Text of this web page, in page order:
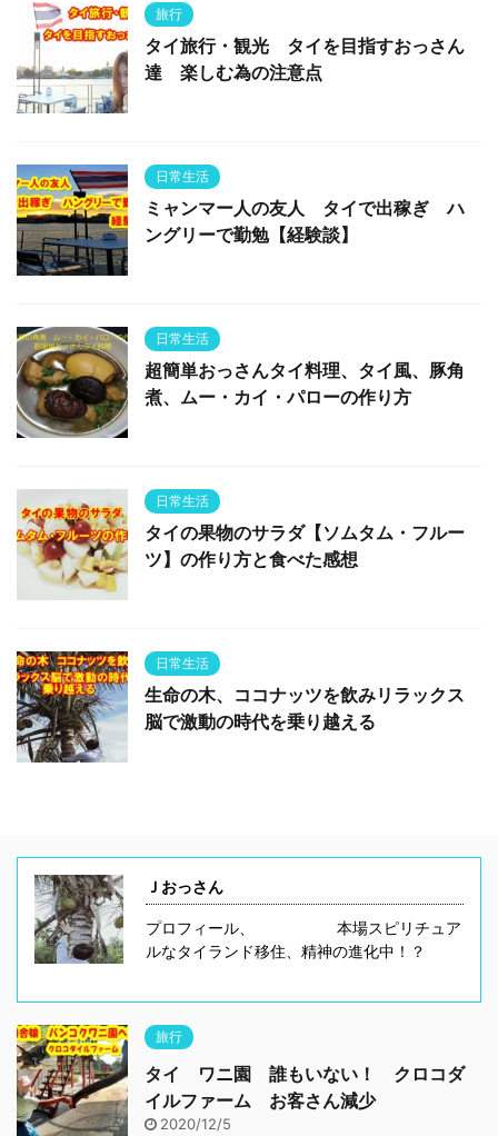
旅行
タイ旅行・観光 タイを目指すおっさん
達 楽しむ為の注意点
日常生活
ミャンマー人の友人 タイで出稼ぎ ハ
ングリーで勤勉【経験談】
日常生活
超簡単おっさんタイ料理、タイ風、豚角
煮、ムー・カイ・パローの作り方
日常生活
タイの果物のサラダ【ソムタム・フルー
ツ】の作り方と食べた感想
日常生活
生命の木、ココナッツを飲みリラックス
脳で激動の時代を乗り越える
Ｊおっさん
プロフィール、 本場スピリチュア
ルなタイランド移住、精神の進化中！？
旅行
タイ ワニ園 誰もいない！ クロコダ
イルファーム お客さん減少
2020/12/5